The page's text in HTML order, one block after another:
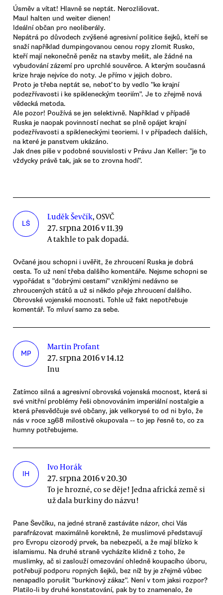
Úsměv a vítat! Hlavně se neptát. Nerozlišovat.
Maul halten und weiter dienen!
Ideální občan pro neoliberály.
Nepátrá po důvodech zvýšené agresivní politice šejků, kteří se
snaží například dumpingovanou cenou ropy zlomit Rusko,
kteří mají nekonečně peněz na stavby mešit, ale žádné na
vybudování zázemí pro uprchlé souvěrce. A kterým současná
krize hraje nejvíce do noty. Je přímo v jejich dobro.
Proto je třeba neptát se, neboť to by vedlo "ke krajní
podezřívavosti i ke spikleneckým teoriím". Je to zřejmě nová
vědecká metoda.
Ale pozor! Používá se jen selektivně. Například v případě
Ruska je naopak povinností nechat se plně opájet krajní
podezřívavosti a spikleneckými teoriemi. I v případech dalších,
na které je panstvem ukázáno.
Jak dnes píše v podobné souvislosti v Právu Jan Keller: "je to
vždycky právě tak, jak se to zrovna hodí".
LŠ
Luděk Ševčík, OSVČ
27. srpna 2016 v 11.39
A takhle to pak dopadá.
Ovčané jsou schopni i uvěřit, že zhroucení Ruska je dobrá
cesta. To už není třeba dalšího komentáře. Nejsme schopni se
vypořádat s "dobrými cestami" vzniklými nedávno se
zhroucených států a už si někdo přeje zhroucení dalšího.
Obrovské vojenské mocnosti. Tohle už fakt nepotřebuje
komentář. To mluví samo za sebe.
MP
Martin Profant
27. srpna 2016 v 14.12
Inu
Zatímco silná a agresivní obrovská vojenská mocnost, která si
své vnitřní problémy řeši obnovováním imperiální nostalgie a
která přesvědčuje své občany, jak velkorysé to od ni bylo, že
nás v roce 1968 milostivě okupovala -- to jep řesně to, co za
humny potřebujeme.
IH
Ivo Horák
27. srpna 2016 v 20.30
To je hrozné, co se děje! Jedna africká země si
už dala burkiny do názvu!
Pane Ševčíku, na jedné straně zastáváte názor, chci Vás
parafrázovat maximálně korektně, že muslimové představují
pro Evropu cizorodý prvek, ba nebezpečí, a že mají blízko k
islamismu. Na druhé straně vycházíte klidně z toho, že
muslimky, ač si zaslouží omezování ohledně koupacího úboru,
potřebují podporu ropných šejků, bez níž by je zřejmě vůbec
nenapadlo porušit "burkinový zákaz". Není v tom jaksi rozpor?
Platilo-li by druhé konstatování, pak by to znamenalo, že